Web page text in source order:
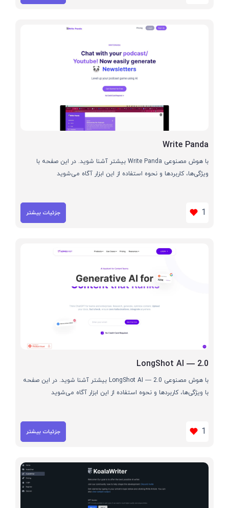
Write Panda
با هوش مصنوعی Write Panda بیشتر آشنا شوید. در این صفحه با
ویژگی‌ها، کاربردها و نحوه استفاده از این ابزار آگاه می‌شوید
1 جزئیات بیشتر
LongShot AI — 2.0
با هوش مصنوعی LongShot AI — 2.0 بیشتر آشنا شوید. در این صفحه
با ویژگی‌ها، کاربردها و نحوه استفاده از این ابزار آگاه می‌شوید
1 جزئیات بیشتر